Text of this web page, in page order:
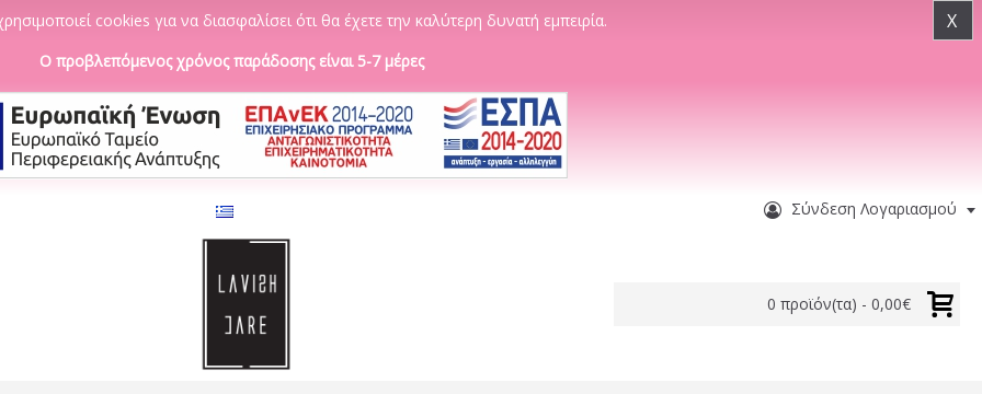
cookies για να διασφαλίσει ότι θα έχετε την καλύτερη δυνατή εμπειρία. X
Ο προβλεπόμενος χρόνος παράδοσης είναι 5-7 μέρες
Σύνδεση Λογαριασμού
0 προϊόν(τα) - 0,00€